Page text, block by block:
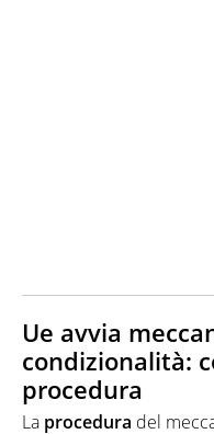
Ue avvia
condizionalità:
procedura
La procedura del